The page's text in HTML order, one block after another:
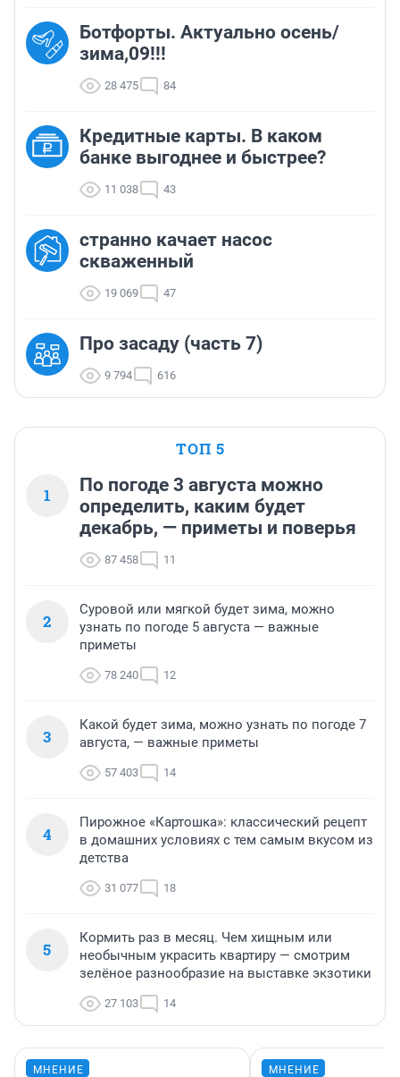
Ботфорты. Актуально осень/
зима,09!!!
28 475 84
Кредитные карты. В каком
банке выгоднее и быстрее?
11 038 43
странно качает насос
скваженный
19 069 47
Про засаду (часть 7)
9 794 616
ТОП 5
1
По погоде 3 августа можно
определить, каким будет
декабрь, — приметы и поверья
87 458 11
2
Суровой или мягкой будет зима, можно
узнать по погоде 5 августа — важные
приметы
78 240 12
3
Какой будет зима, можно узнать по погоде 7
августа, — важные приметы
57 403 14
4
Пирожное «Картошка»: классический рецепт
в домашних условиях с тем самым вкусом из
детства
31 077 18
5
Кормить раз в месяц. Чем хищным или
необычным украсить квартиру — смотрим
зелёное разнообразие на выставке экзотики
27 103 14
МНЕНИЕ МНЕНИЕ